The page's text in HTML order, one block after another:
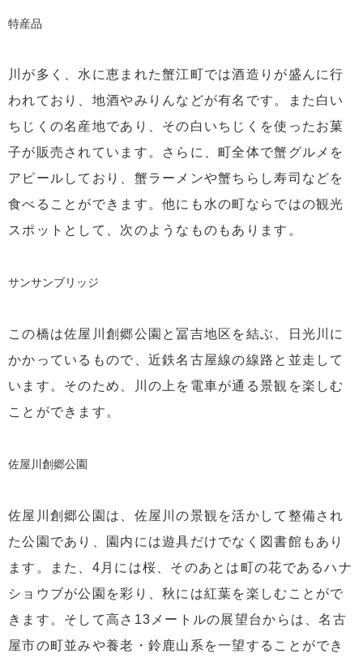
特産品
川が多く、水に恵まれた蟹江町では酒造りが盛んに行
われており、地酒やみりんなどが有名です。また白い
ちじくの名産地であり、その白いちじくを使ったお菓
子が販売されています。さらに、町全体で蟹グルメを
アピールしており、蟹ラーメンや蟹ちらし寿司などを
食べることができます。他にも水の町ならではの観光
スポットとして、次のようなものもあります。
サンサンブリッジ
この橋は佐屋川創郷公園と冨吉地区を結ぶ、日光川に
かかっているもので、近鉄名古屋線の線路と並走して
います。そのため、川の上を電車が通る景観を楽しむ
ことができます。
佐屋川創郷公園
佐屋川創郷公園は、佐屋川の景観を活かして整備され
た公園であり、園内には遊具だけでなく図書館もあり
ます。また、4月には桜、そのあとは町の花であるハナ
ショウブが公園を彩り、秋には紅葉を楽しむことがで
きます。そして高さ13メートルの展望台からは、名古
屋市の町並みや養老・鈴鹿山系を一望することができ